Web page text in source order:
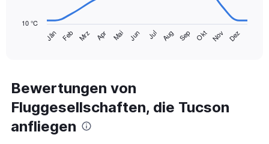
has
categories.
Range:
14
categories.
The
Jän Feb Mrz Apr Mai Jun Jul Aug Sep Okt Nov Dez
10 °C
Bewertungen von
Fluggesellschaften, die Tucson
anfliegen